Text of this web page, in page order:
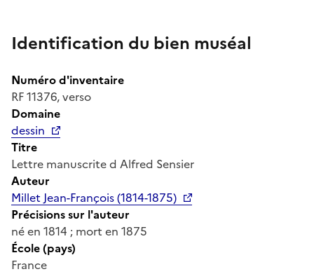
Identification du bien muséal
Numéro d'inventaire
RF 11376, verso
Domaine
dessin
Titre
Lettre manuscrite d Alfred Sensier
Auteur
Millet Jean-François (1814-1875)
Précisions sur l'auteur
né en 1814 ; mort en 1875
École (pays)
France